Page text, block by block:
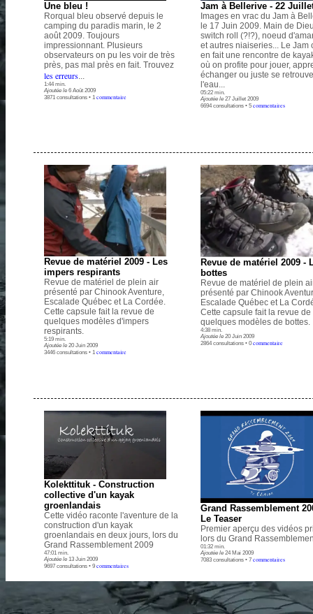
Une bleu !
Rorqual bleu observé depuis le
camping du paradis marin, le 2
août 2009. Toujours
impressionnant. Plusieurs
observateurs on pu les voir de très
près, pas mal près en fait. Trouvez
les erreurs...
1:44 min.
Ajoutée le6 Août 2009
3871 consultations • 1 commentaire
Jam à Bellerive - 22
Images en vrac du Jam à
le 17 Juin 2009. Main de
switch roll (?!?), noeud
et autres niaiseries... Le Jam
en fait une rencontre de
où on profite pour jouer,
échanger ou juste se
l'eau...
05:22 min.
Ajoutée le27 Juillet 2009
6694 consultations • 5 commentaires
Revue de matériel 2009 - Les
impers respirants
Revue de matériel de plein air
présenté par Chinook Aventure,
Escalade Québec et La Cordée.
Cette capsule fait la revue de
quelques modèles d'impers
respirants.
5:19 min.
Ajoutée le20 Juin 2009
3446 consultations • 1 commentaire
Revue de matériel 2009 -
bottes
Revue de matériel de plein
présenté par Chinook
Escalade Québec et La
Cette capsule fait la revue de
quelques modèles de bottes.
4:38 min.
Ajoutée le20 Juin 2009
2864 consultations • 0 commentaire
Kolekttituk - Construction
collective d'un kayak
groenlandais
Cette vidéo raconte l'aventure de la
construction d'un kayak
groenlandais en deux jours, lors du
Grand Rassemblement 2009
47:01 min.
Ajoutée le13 Juin 2009
9697 consultations • 9 commentaires
Grand Rassemblement
Le Teaser
Premier aperçu des vidéos
lors du Grand
01:32 min.
Ajoutée le24 Mai 2009
7083 consultations • 7 commentaires